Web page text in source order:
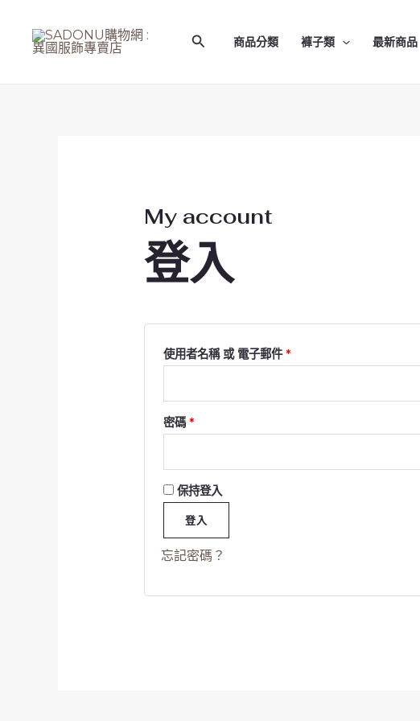
搜
商品分類 褲子類 最新商品
My account
登入
使用者名稱 或 電子郵件*
密碼*
填
保持登入
登入
忘記密碼？